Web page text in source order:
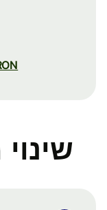
RON ל-CHF